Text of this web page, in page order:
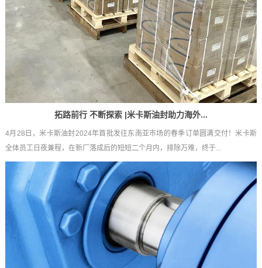
拓路前行 不断探索 |米卡斯油封助力海外...
4月28日，米卡斯油封2024年首批发往东南亚市场的春季订单圆满交付！米卡斯
全体员工日夜兼程，在新厂落成后的短短二个月内，排除万难，终于...